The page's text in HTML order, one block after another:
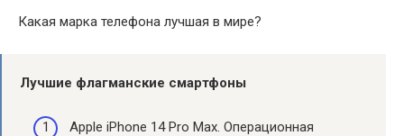
Какая марка телефона лучшая в мире?
Лучшие флагманские смартфоны
Apple iPhone 14 Pro Max. Операционная